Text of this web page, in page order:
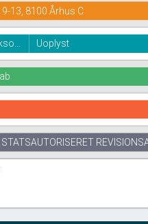
13, 8100 Århus C
Uoplyst